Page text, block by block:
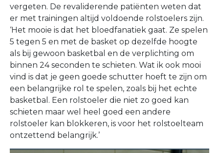
vergeten. De revaliderende patiënten weten dat
er met trainingen altijd voldoende rolstoelers zijn.
‘Het mooie is dat het bloedfanatiek gaat. Ze spelen
5 tegen 5 en met de basket op dezelfde hoogte
als bij gewoon basketbal en de verplichting om
binnen 24 seconden te schieten. Wat ik ook mooi
vind is dat je geen goede schutter hoeft te zijn om
een belangrijke rol te spelen, zoals bij het echte
basketbal. Een rolstoeler die niet zo goed kan
schieten maar wel heel goed een andere
rolstoeler kan blokkeren, is voor het rolstoelteam
ontzettend belangrijk.’